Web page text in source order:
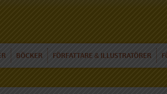
BÖCKER FÖRFATTARE & ILLUSTRATÖRER